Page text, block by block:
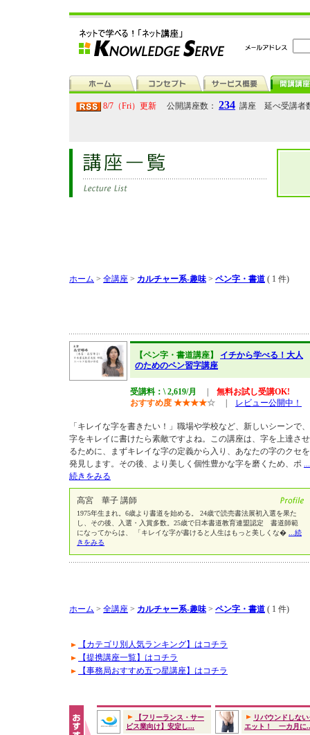
8/7（Fri）更新 公開講座数： 234 講座 延べ受講者
ホーム > 全講座 > カルチャー系-趣味> ペン字・書道 ( 1 件)
【ペン字・書道講座】 イチから学べる！大人
のためのペン習字講座
受講料：\ 2,619/月
無料お試し受講OK!
おすすめ度 ★★★★☆ レビュー公開中！
「キレイな字を書きたい！」職場や学校など、新しいシーンで、
字をキレイに書けたら素敵ですよね。この講座は、字を上達させ
るために、まずキレイな字の定義から入り、あなたの字のクセを
発見します。その後、より美しく個性豊かな字を磨くため、ポ ...
続きをみる
高宮 華子 講師
1975年生まれ。6歳より書道を始める。 24歳で読売書法展初入選を果た
し、その後、入選・入賞多数。25歳で日本書道教育連盟認定 書道師範
になってからは、 「キレイな字が書けると人生はもっと美しくな�
...続
きをみる
ホーム > 全講座 > カルチャー系-趣味> ペン字・書道 ( 1 件)
【カテゴリ別人気ランキング】はコチラ
【提携講座一覧】はコチラ
【事務局おすすめ五つ星講座】はコチラ
【フリーランス・サー
ビス業向け】安定し...
リバウンドしな
エット！ 一カ月に